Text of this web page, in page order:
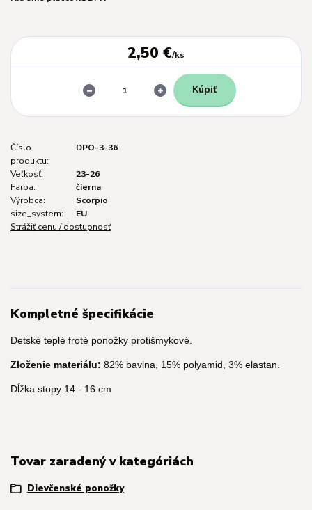
2,50 €/ks
Kúpiť
Číslo
produktu:
DPO-3-36
Veľkosť:
23-26
Farba:
čierna
Výrobca:
Scorpio
size_system:
EU
Strážiť cenu / dostupnosť
Kompletné špecifikácie
Detské teplé froté ponožky protišmykové.
Zloženie materiálu: 82% bavlna, 15% polyamid, 3% elastan.
Dĺžka stopy 14 - 16 cm
Tovar zaradený v kategóriách
Dievčenské ponožky